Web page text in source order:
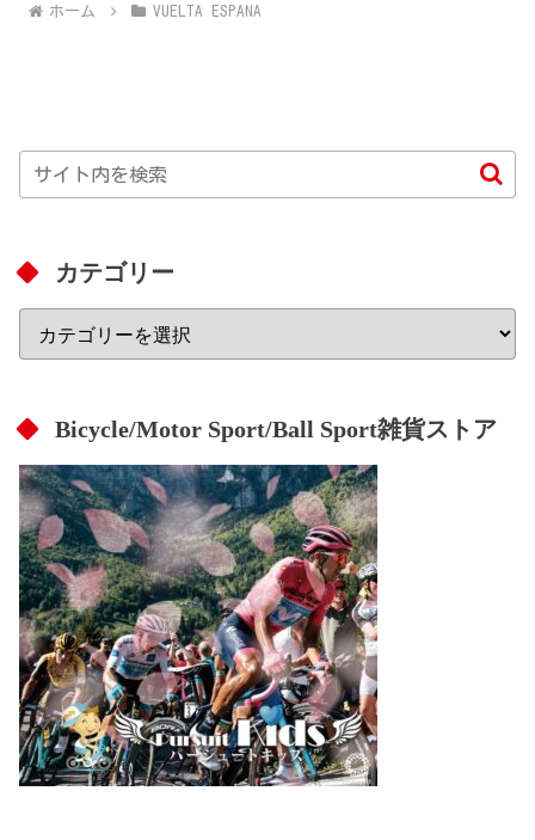
ホーム VUELTA ESPANA
カテゴリー
Bicycle/Motor Sport/Ball Sport雑貨ストア